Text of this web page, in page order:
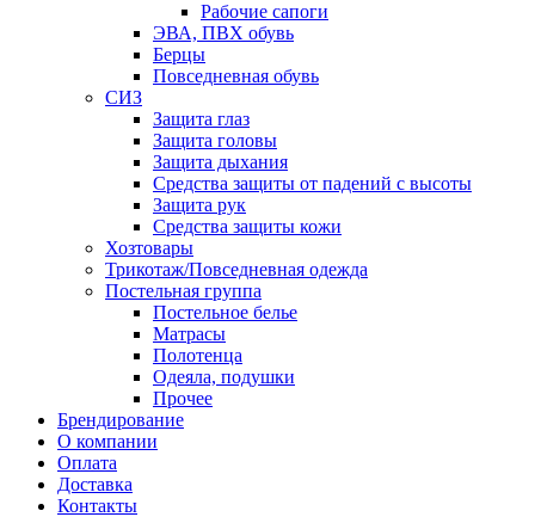
Рабочие сапоги
ЭВА, ПВХ обувь
Берцы
Повседневная обувь
СИЗ
Защита глаз
Защита головы
Защита дыхания
Средства защиты от падений с высоты
Защита рук
Средства защиты кожи
Хозтовары
Трикотаж/Повседневная одежда
Постельная группа
Постельное белье
Матрасы
Полотенца
Одеяла, подушки
Прочее
Брендирование
О компании
Оплата
Доставка
Контакты